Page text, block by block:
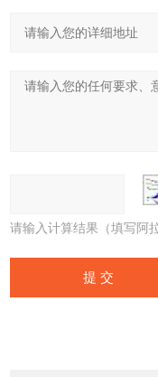
请输入计算结果（填写阿